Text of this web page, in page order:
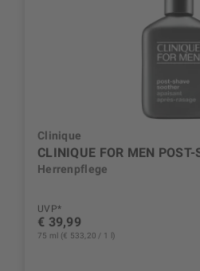
Clinique
CLINIQUE FOR MEN POST-
Herrenpflege
UVP*
€ 39,99
75 ml (€ 533,20 / 1 l)